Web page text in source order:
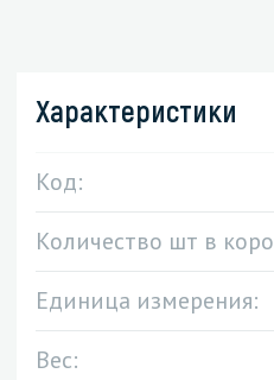
Средства для очистки
Средства для посудомоечных
Характеристики
Код:
Количество шт в
Единица измерения:
Вес: